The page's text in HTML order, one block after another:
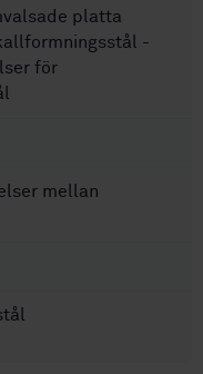
platta
-
för
mellan